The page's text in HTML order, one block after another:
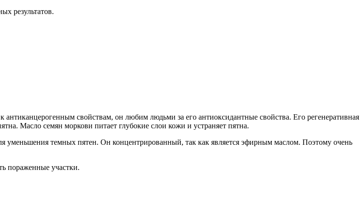
результатов.
свойствам, он любим людьми за его антиоксидантные свойства. Его регенеративная
Масло семян моркови питает глубокие слои кожи и устраняет пятна.
уменьшения темных пятен. Он концентрированный, так как является эфирным маслом. Поэтому очень
пораженные участки.